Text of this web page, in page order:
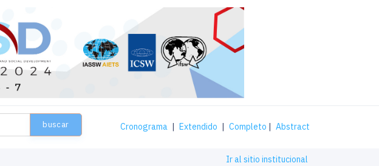
buscar Cronograma | Extendido | Completo | Abstract
Ir al sitio institucional